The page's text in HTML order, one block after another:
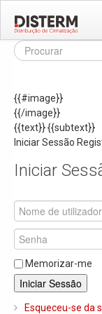
Home
Áreas de Negócio
Missão e Valores
As Nossas
Recrutamento
Produtos
Solar
Ar Condicionado
{{#image}}
{{/image}}
{{text}}{{subtext}}
Iniciar Sessão
Iniciar
Memorizar-me
Iniciar Sessão
Esqueceu-se da